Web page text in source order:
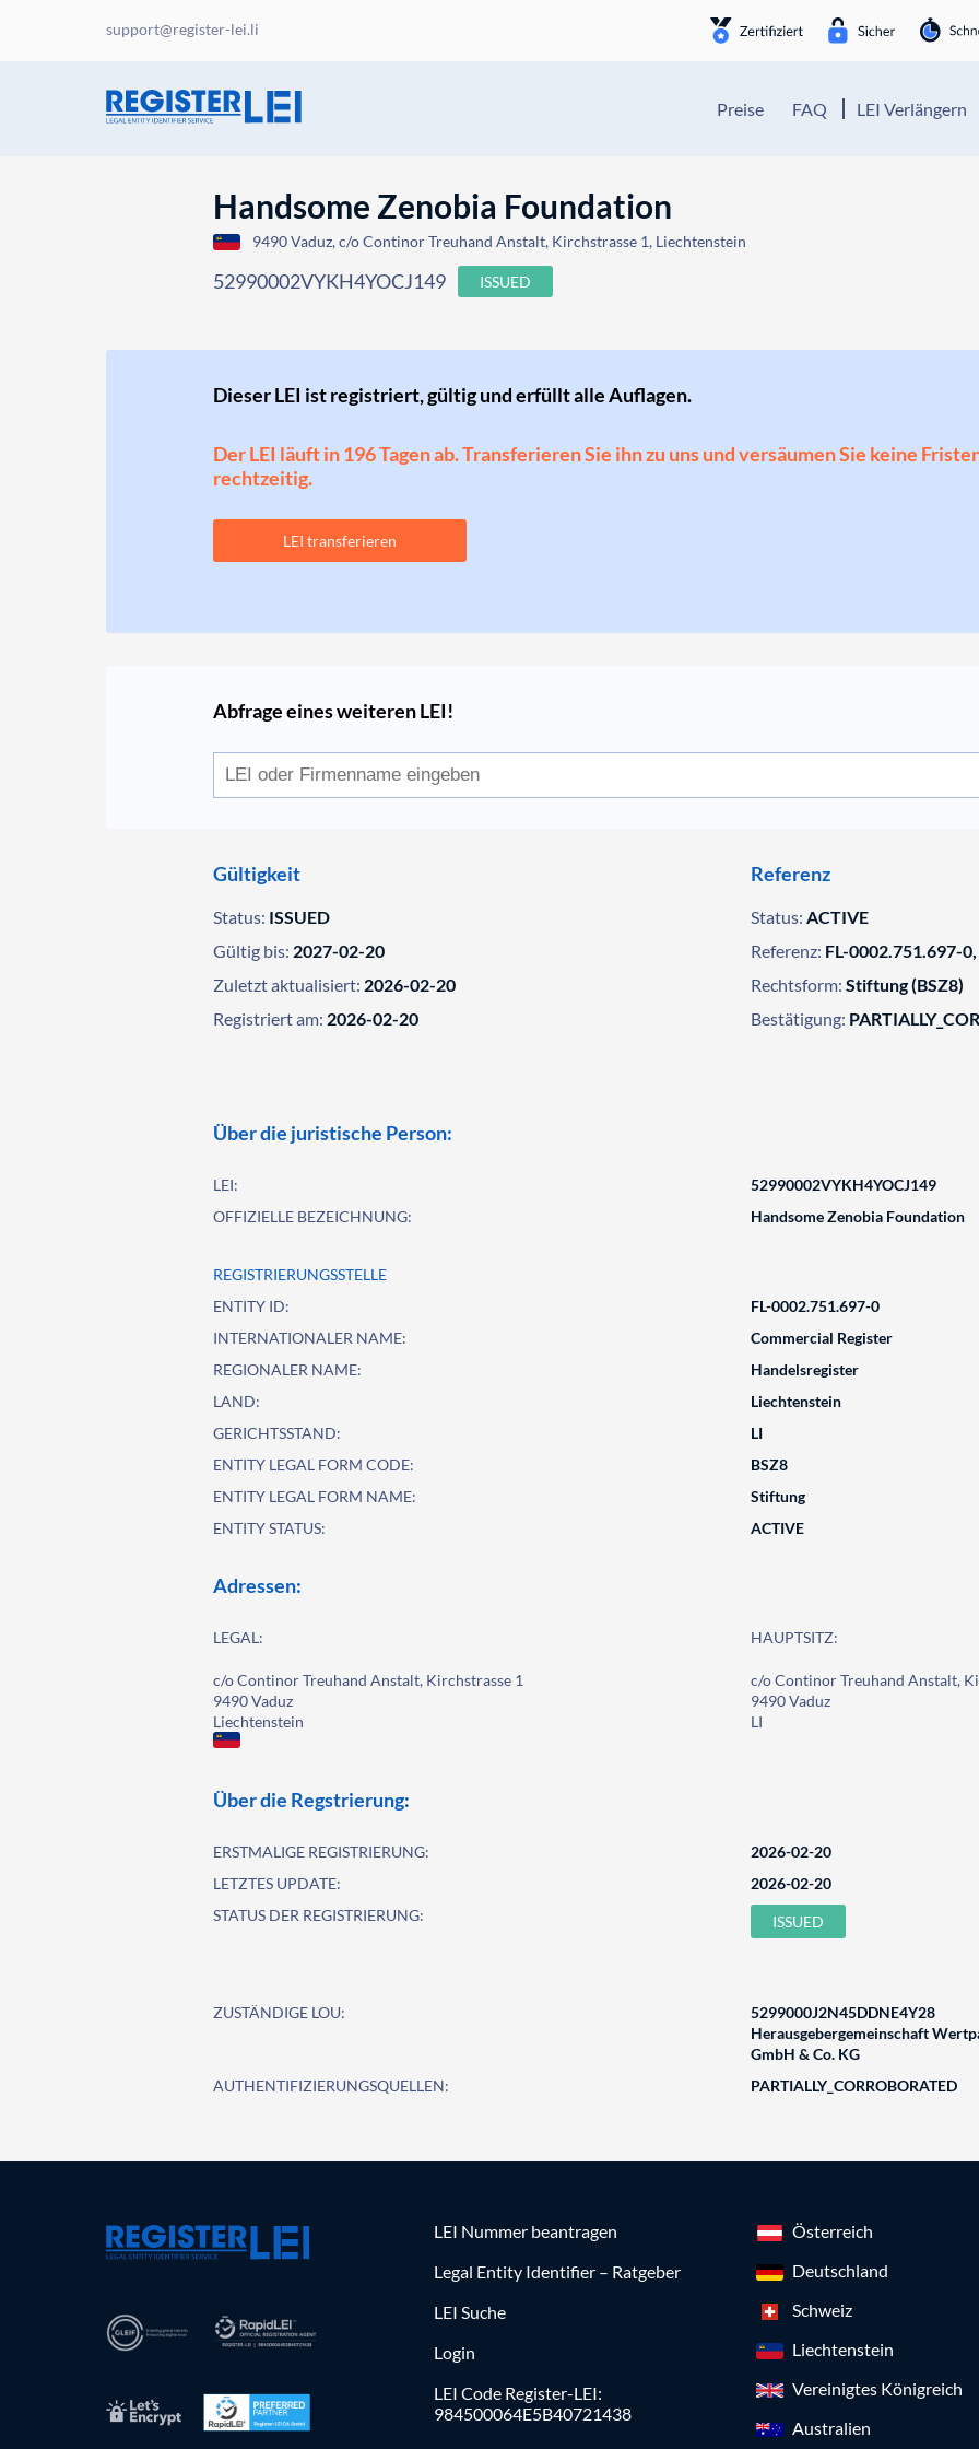
support@register-lei.li
Preise FAQ LEI Verlängern
Handsome Zenobia Foundation
9490 Vaduz, c/o Continor Treuhand Anstalt, Kirchstrasse 1, Liechtenstein
52990002VYKH4YOCJ149 ISSUED
Dieser LEI ist registriert, gültig und erfüllt alle Auflagen.
Der LEI läuft in 196 Tagen ab. Transferieren Sie ihn zu uns und versäumen Sie keine
rechtzeitig.
LEI transferieren
Abfrage eines weiteren LEI!
Gültigkeit
Status: ISSUED
Gültig bis: 2027-02-20
Zuletzt aktualisiert: 2026-02-20
Registriert am: 2026-02-20
Referenz
Status: ACTIVE
Referenz: FL-0002.751.697-
Rechtsform: Stiftung (BSZ8)
Bestätigung:
Über die juristische Person:
LEI:
52990002VYKH4YOCJ149
OFFIZIELLE BEZEICHNUNG:
Handsome Zenobia Foundation
REGISTRIERUNGSSTELLE
ENTITY ID:
FL-0002.751.697-0
INTERNATIONALER NAME:
Commercial Register
REGIONALER NAME:
Handelsregister
LAND:
Liechtenstein
GERICHTSSTAND:
LI
ENTITY LEGAL FORM CODE:
BSZ8
ENTITY LEGAL FORM NAME:
Stiftung
ENTITY STATUS:
ACTIVE
Adressen:
LEGAL:
c/o Continor Treuhand Anstalt, Kirchstrasse 1
9490 Vaduz
Liechtenstein
HAUPTSITZ:
c/o Continor Treuhand Anstalt,
9490 Vaduz
LI
Über die Regstrierung:
ERSTMALIGE REGISTRIERUNG:
2026-02-20
LETZTES UPDATE:
2026-02-20
STATUS DER REGISTRIERUNG:
ISSUED
ZUSTÄNDIGE LOU:
5299000J2N45DDNE4Y28
Herausgebergemeinschaft
GmbH & Co. KG
AUTHENTIFIZIERUNGSQUELLEN:
PARTIALLY_CORROBORATED
LEI Nummer beantragen
Legal Entity Identifier – Ratgeber
LEI Suche
Login
LEI Code Register-LEI:
984500064E5B40721438
Österreich
Deutschland
Schweiz
Liechtenstein
Vereinigtes Königreich
Australien